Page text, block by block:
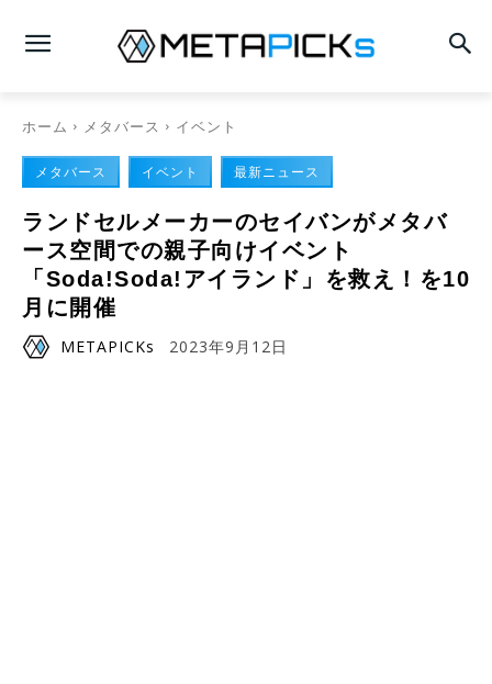
ホーム メタバース イベント
メタバース イベント 最新ニュース
ランドセルメーカーのセイバンがメタバ
ース空間での親子向けイベント
「Soda!Soda!アイランド」を救え！を10
月に開催
METAPICKs 2023年9月12日